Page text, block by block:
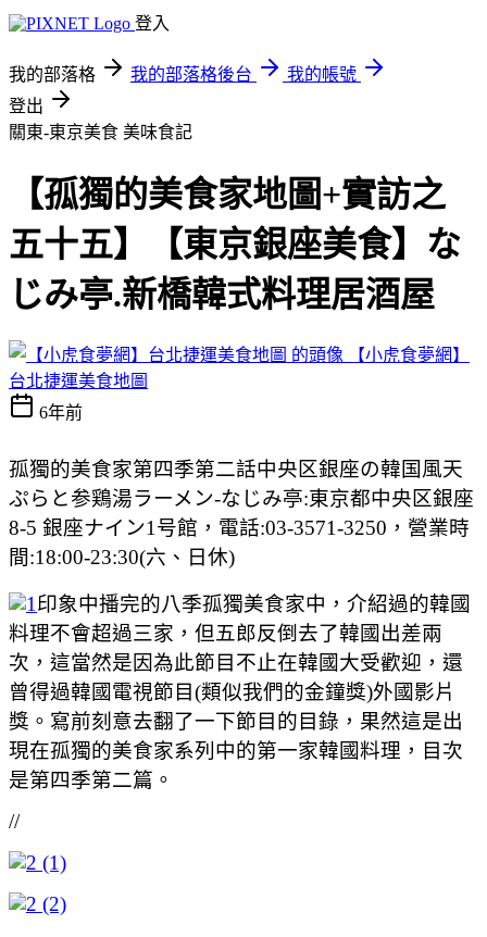
登入
我的部落格 我的部落格後台
我的帳號
登出
關東-東京美食 美味食記
【孤獨的美食家地圖+實訪之
五十五】【東京銀座美食】な
じみ亭.新橋韓式料理居酒屋
【小虎食夢網】
台北捷運美食地圖
6年前
孤獨的美食家第四季第二話中央区銀座の韓国風天
ぷらと参鶏湯ラーメン-なじみ亭:東京都中央区銀座
8-5 銀座ナイン1号館，電話:03-3571-3250，營業時
間:18:00-23:30(六、日休)
印象中播完的八季孤獨美食家中，介紹過的韓國
料理不會超過三家，但五郎反倒去了韓國出差兩
次，這當然是因為此節目不止在韓國大受歡迎，還
曾得過韓國電視節目(類似我們的金鐘獎)外國影片
獎。寫前刻意去翻了一下節目的目錄，果然這是出
現在孤獨的美食家系列中的第一家韓國料理，目次
是第四季第二篇。
//